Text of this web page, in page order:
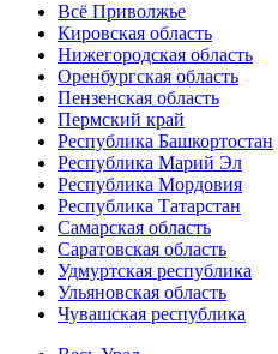
Всё Приволжье
Кировская область
Нижегородская область
Оренбургская область
Пензенская область
Пермский край
Республика Башкортостан
Республика Марий Эл
Республика Мордовия
Республика Татарстан
Самарская область
Саратовская область
Удмуртская республика
Ульяновская область
Чувашская республика